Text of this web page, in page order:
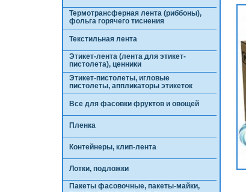
Термотрансферная лента (риббоны),
фольга горячего тиснения
Текстильная лента
Этикет-лента (лента для этикет-
пистолета), ценники
Этикет-пистолеты, игловые
пистолеты, аппликаторы этикеток
Все для фасовки фруктов и овощей
Пленка
Контейнеры, клип-лента
Лотки, подложки
Пакеты фасовочные, пакеты-майки,